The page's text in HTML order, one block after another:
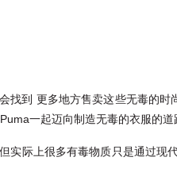
找到 更多地方售卖这些无毒的
一起迈向制造无毒的衣服的道
实际上很多有毒物质只是通过